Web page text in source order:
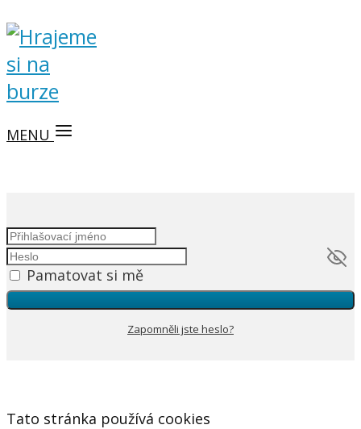
MENU
Pamatovat si mě
Zapomněli jste heslo?
Tato stránka používá cookies